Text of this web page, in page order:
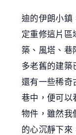
迪的伊朗小鎮
定重修這片區
築、風塔、巷
多老舊的建築
還有一些稀奇
巷中，便可以
物件，雖然我
的心沉靜下來